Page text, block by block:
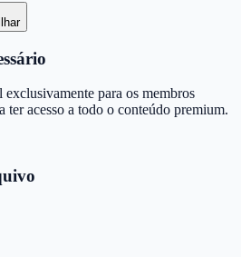
para os membros
ter acesso a todo o conteúdo premium.